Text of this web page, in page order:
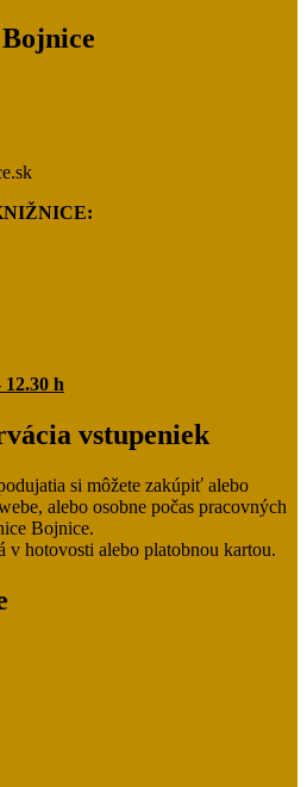
h
vstupeniek
si môžete zakúpiť alebo
alebo osobne počas pracovných
Bojnice.
v hotovosti alebo platobnou kartou.